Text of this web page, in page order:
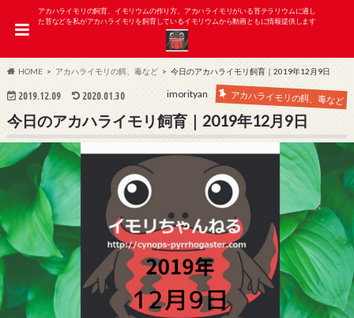
アカハライモリの飼育、イモリウムの作り方、アカハライモリがいる苔テラリウムに適し
た苔などを私がアカハライモリを飼育しているイモリウムから動画ともに情報提供します
HOME アカハライモリの餌、毒など 今日のアカハライモリ飼育｜2019年12月9日
2019.12.09 2020.01.30 アカハライモリの餌、毒など
imorityan
今日のアカハライモリ飼育｜2019年12月9日